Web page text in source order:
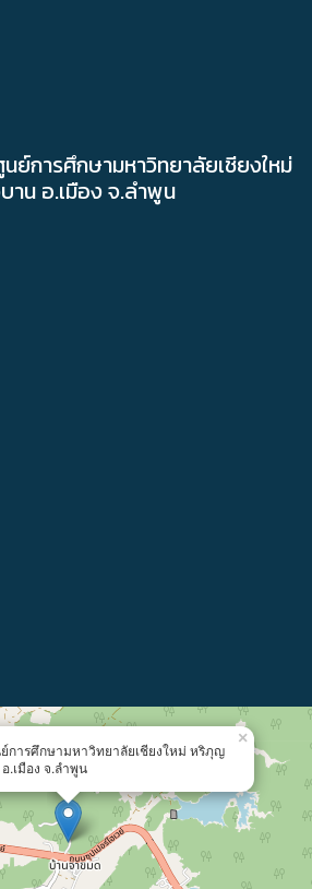
ย์การศึกษามหาวิทยาลัยเชียงใหม่
น อ.เมือง จ.ลำพูน
การศึกษามหาวิทยาลัยเชียงใหม่ หริภุญ
.เมือง จ.ลำพูน
×